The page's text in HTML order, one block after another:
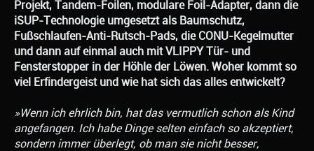
Projekt, Tandem-Foilen, modulare Foil-Adapter, dann die
iSUP-Technologie umgesetzt als Baumschutz,
Fußschlaufen-Anti-Rutsch-Pads, die CONU-Kegelmutter
und dann auf einmal auch mit VLIPPY Tür- und
Fensterstopper in der Höhle der Löwen. Woher kommt so
viel Erfindergeist und wie hat sich das alles entwickelt?
»Wenn ich ehrlich bin, hat das vermutlich schon als Kind
angefangen. Ich habe Dinge selten einfach so akzeptiert,
sondern immer überlegt, ob man sie nicht besser,